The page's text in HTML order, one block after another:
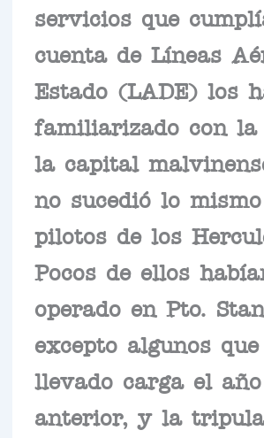
servicios que
cuenta de Líneas
Estado (LADE) los
familiarizado con la
la capital
no sucedió lo
pilotos de los
Pocos de ellos
operado en Pto.
excepto algunos
llevado carga el año
anterior, y la